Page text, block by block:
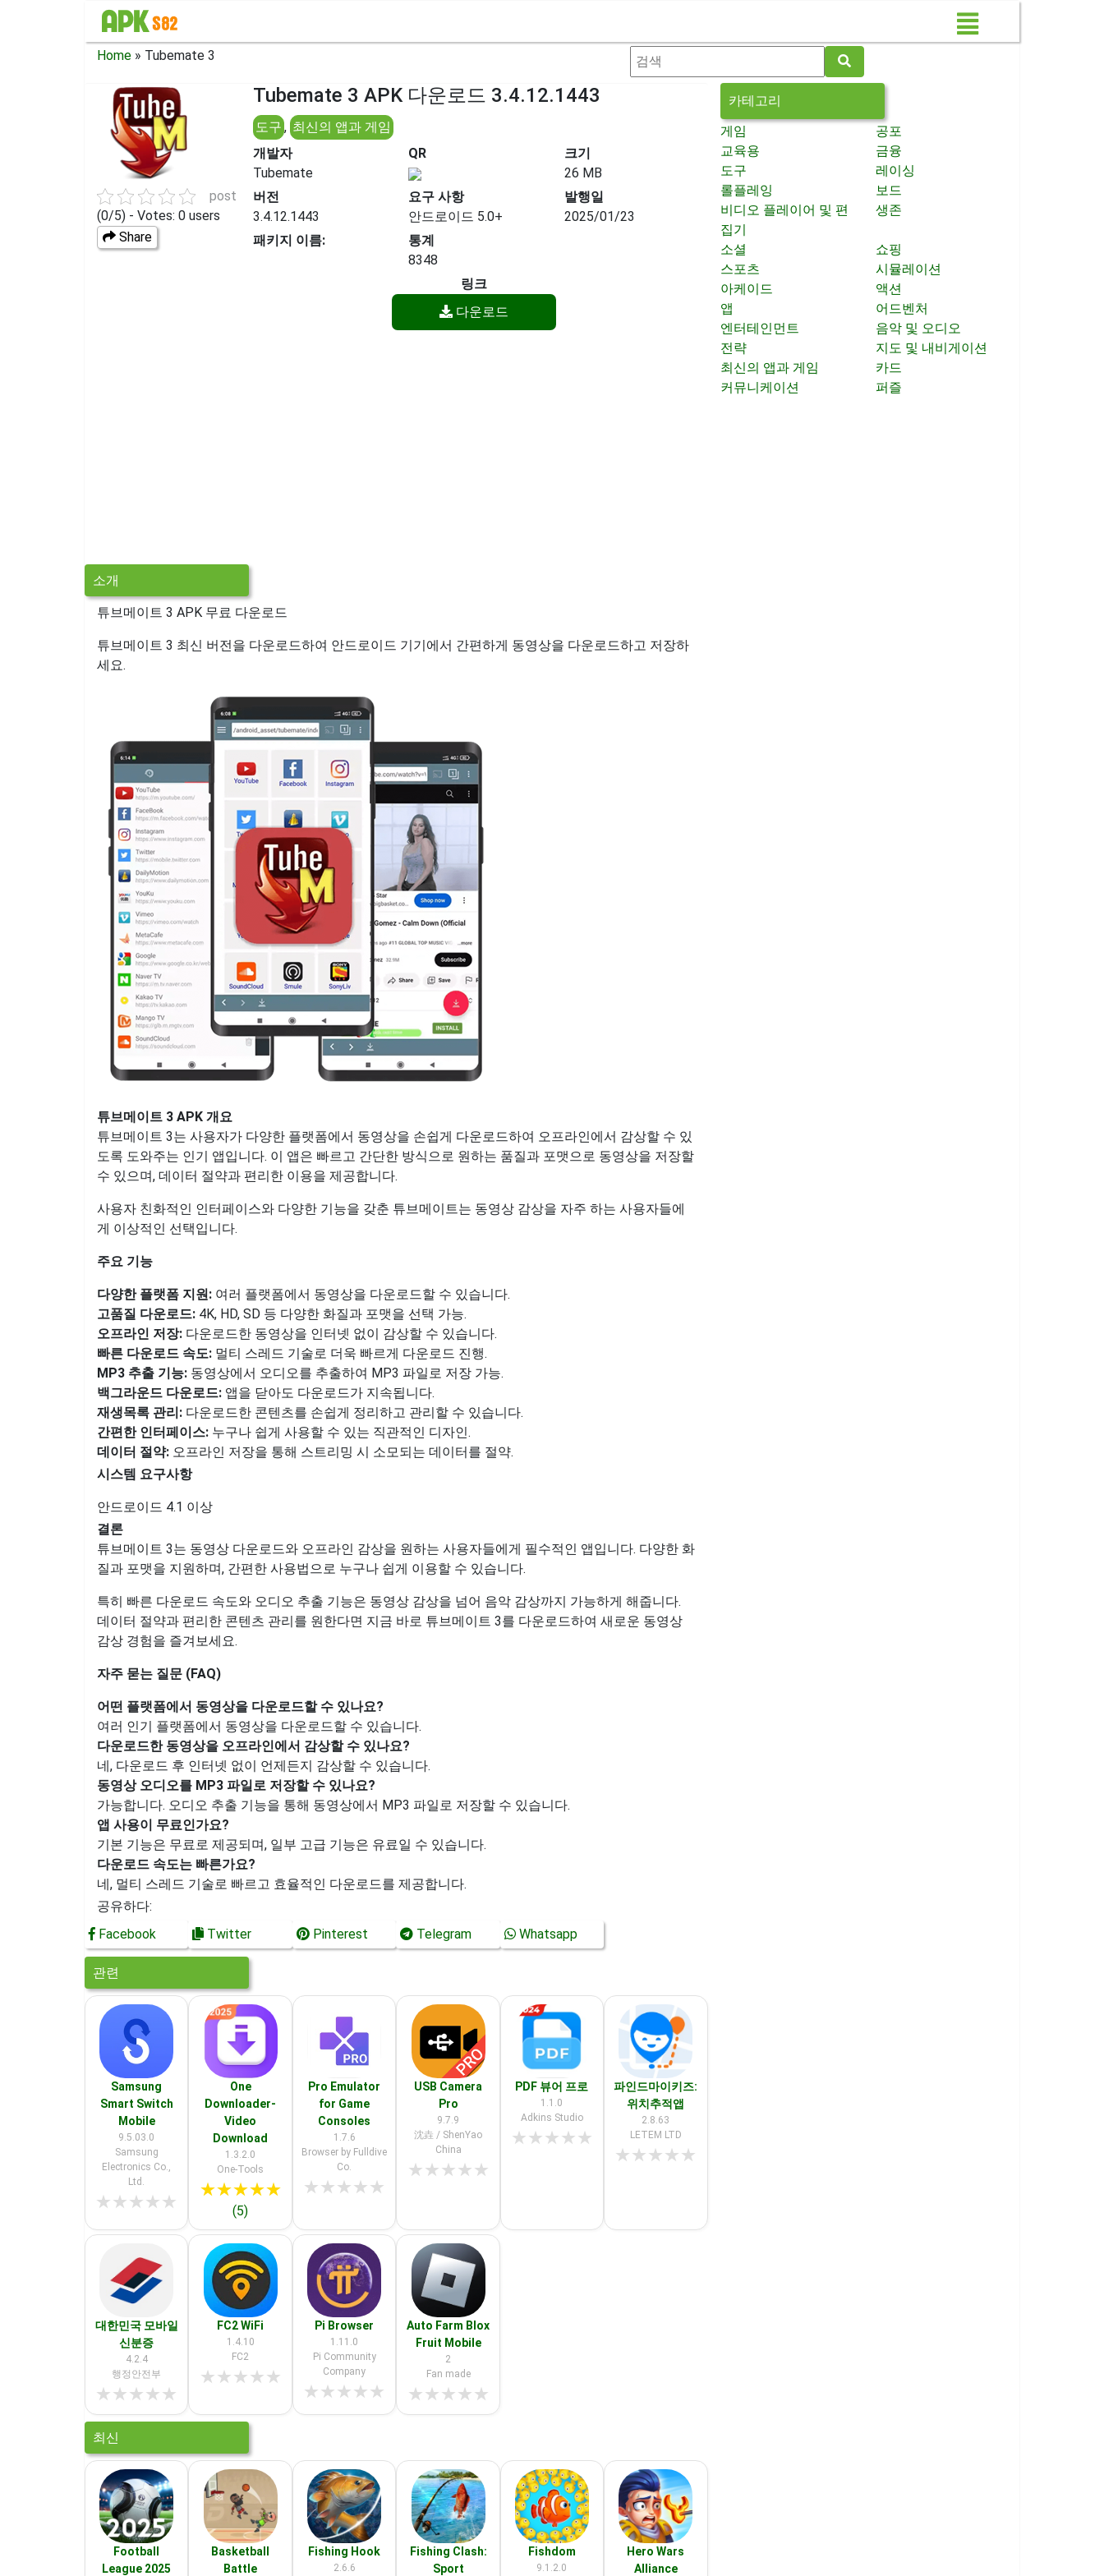
Home » Tubemate 3
post
(0/5) - Votes: 0 users
Share
Tubemate 3 APK 다운로드 3.4.12.1443
도구, 최신의 앱과 게임
개발자
Tubemate
QR
크기
26 MB
버전
3.4.12.1443
요구 사항
안드로이드 5.0+
발행일
2025/01/23
패키지 이름:
통계
8348
링크
다운로드
소개
튜브메이트 3 APK 무료 다운로드
튜브메이트 3 최신 버전을 다운로드하여 안드로이드 기기에서 간편하게 동영상을 다운로드하고 저장하
세요.
튜브메이트 3 APK 개요
튜브메이트 3는 사용자가 다양한 플랫폼에서 동영상을 손쉽게 다운로드하여 오프라인에서 감상할 수 있
도록 도와주는 인기 앱입니다. 이 앱은 빠르고 간단한 방식으로 원하는 품질과 포맷으로 동영상을 저장할
수 있으며, 데이터 절약과 편리한 이용을 제공합니다.
사용자 친화적인 인터페이스와 다양한 기능을 갖춘 튜브메이트는 동영상 감상을 자주 하는 사용자들에
게 이상적인 선택입니다.
주요 기능
다양한 플랫폼 지원: 여러 플랫폼에서 동영상을 다운로드할 수 있습니다.
고품질 다운로드: 4K, HD, SD 등 다양한 화질과 포맷을 선택 가능.
오프라인 저장: 다운로드한 동영상을 인터넷 없이 감상할 수 있습니다.
빠른 다운로드 속도: 멀티 스레드 기술로 더욱 빠르게 다운로드 진행.
MP3 추출 기능: 동영상에서 오디오를 추출하여 MP3 파일로 저장 가능.
백그라운드 다운로드: 앱을 닫아도 다운로드가 지속됩니다.
재생목록 관리: 다운로드한 콘텐츠를 손쉽게 정리하고 관리할 수 있습니다.
간편한 인터페이스: 누구나 쉽게 사용할 수 있는 직관적인 디자인.
데이터 절약: 오프라인 저장을 통해 스트리밍 시 소모되는 데이터를 절약.
시스템 요구사항
안드로이드 4.1 이상
결론
튜브메이트 3는 동영상 다운로드와 오프라인 감상을 원하는 사용자들에게 필수적인 앱입니다. 다양한 화
질과 포맷을 지원하며, 간편한 사용법으로 누구나 쉽게 이용할 수 있습니다.
특히 빠른 다운로드 속도와 오디오 추출 기능은 동영상 감상을 넘어 음악 감상까지 가능하게 해줍니다.
데이터 절약과 편리한 콘텐츠 관리를 원한다면 지금 바로 튜브메이트 3를 다운로드하여 새로운 동영상
감상 경험을 즐겨보세요.
자주 묻는 질문 (FAQ)
어떤 플랫폼에서 동영상을 다운로드할 수 있나요?
여러 인기 플랫폼에서 동영상을 다운로드할 수 있습니다.
다운로드한 동영상을 오프라인에서 감상할 수 있나요?
네, 다운로드 후 인터넷 없이 언제든지 감상할 수 있습니다.
동영상 오디오를 MP3 파일로 저장할 수 있나요?
가능합니다. 오디오 추출 기능을 통해 동영상에서 MP3 파일로 저장할 수 있습니다.
앱 사용이 무료인가요?
기본 기능은 무료로 제공되며, 일부 고급 기능은 유료일 수 있습니다.
다운로드 속도는 빠른가요?
네, 멀티 스레드 기술로 빠르고 효율적인 다운로드를 제공합니다.
공유하다:
Facebook
Twitter Pinterest Telegram Whatsapp
관련
Samsung
Smart Switch
Mobile
9.5.03.0
Samsung
Electronics Co.,
Ltd.
★★★★★
One
Downloader-
Video
Download
1.3.2.0
One-Tools
★★★★★
(5)
Pro Emulator
for Game
Consoles
1.7.6
Browser by Fulldive
Co.
★★★★★
USB Camera
Pro
9.7.9
沈垚 / ShenYao
China
★★★★★
PDF 뷰어 프로
1.1.0
Adkins Studio
★★★★★
파인드마이키즈:
위치추적앱
2.8.63
LETEM LTD
★★★★★
대한민국 모바일
신분증
4.2.4
행정안전부
★★★★★
FC2 WiFi
1.4.10
FC2
★★★★★
Pi Browser
1.11.0
Pi Community
Company
★★★★★
Auto Farm Blox
Fruit Mobile
2
Fan made
★★★★★
최신
Football
League 2025
Basketball
Battle
Fishing Hook
2.6.6
Fishing Clash:
Sport
Fishdom
9.1.2.0
Hero Wars
Alliance
카테고리
게임
공포
교육용
금융
도구
레이싱
롤플레잉
보드
비디오 플레이어 및 편
집기
생존
소셜
쇼핑
스포츠
시뮬레이션
아케이드
액션
앱
어드벤처
엔터테인먼트
음악 및 오디오
전략
지도 및 내비게이션
최신의 앱과 게임
카드
커뮤니케이션
퍼즐